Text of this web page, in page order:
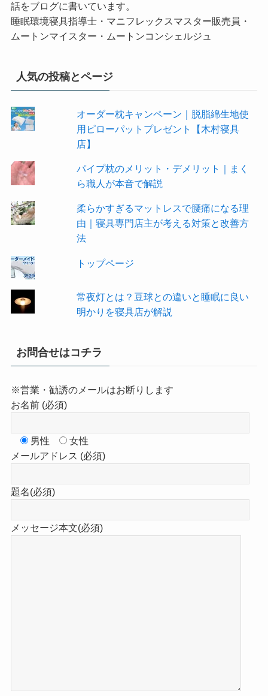
話をブログに書いています。
睡眠環境寝具指導士・マニフレックスマスター販売員・
ムートンマイスター・ムートンコンシェルジュ
人気の投稿とページ
オーダー枕キャンペーン｜脱脂綿生地使
用ピローパットプレゼント【木村寝具
店】
パイプ枕のメリット・デメリット｜まく
ら職人が本音で解説
柔らかすぎるマットレスで腰痛になる理
由｜寝具専門店主が考える対策と改善方
法
トップページ
常夜灯とは？豆球との違いと睡眠に良い
明かりを寝具店が解説
お問合せはコチラ
※営業・勧誘のメールはお断りします
お名前 (必須)
男性
女性
メールアドレス (必須)
題名(必須)
メッセージ本文(必須)